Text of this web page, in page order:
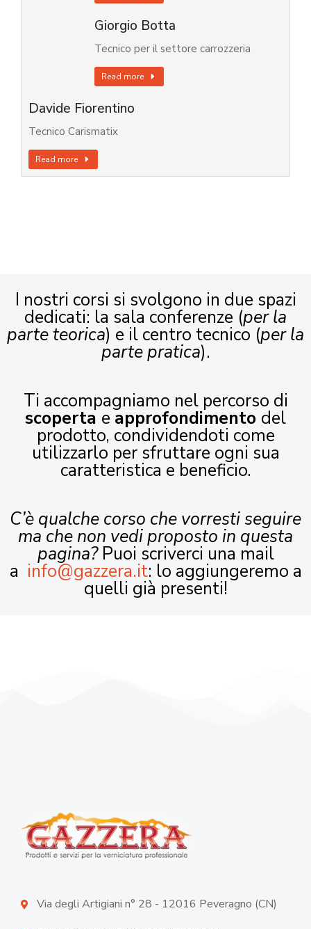
Giorgio Botta
Tecnico per il settore carrozzeria
Read more
Davide Fiorentino
Tecnico Carismatix
Read more
I nostri corsi si svolgono in due spazi
dedicati: la sala conferenze (per la
parte teorica) e il centro tecnico (per la
parte pratica).
Ti accompagniamo nel percorso di
scoperta e approfondimento del
prodotto, condividendoti come
utilizzarlo per sfruttare ogni sua
caratteristica e beneficio.
C’è qualche corso che vorresti seguire
ma che non vedi proposto in questa
pagina?Puoi scriverci una mail
a info@gazzera.it: lo aggiungeremo a
quelli già presenti!
Via degli Artigiani n° 28 - 12016 Peveragno (CN)